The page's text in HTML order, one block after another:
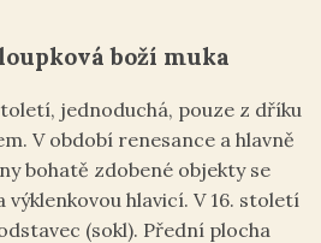
boží muka
jednoduchá, pouze z dříku
V období renesance a hlavně
bohatě zdobené objekty se
výklenkovou hlavicí. V 16. století
(sokl). Přední plocha